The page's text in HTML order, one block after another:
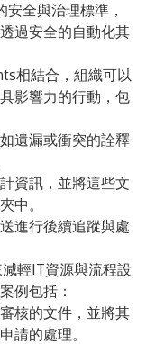
全與治理標準，
過安全的自動化其
相結合，組織可以
影響力的行動，包
遺漏或衝突的詮釋
資訊，並將這些文
中。
進行後續追蹤與處
輕IT資源與流程設
例包括：
核的文件，並將其
請的處理。